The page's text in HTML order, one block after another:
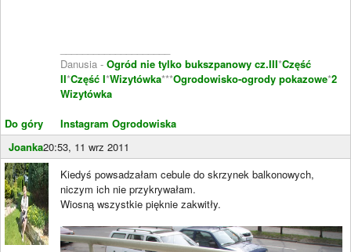
Do góry
Danusia - Ogród nie tylko bukszpanowy cz.III*Część
II*Część I*Wizytówka***Ogrodowisko-ogrody pokazowe*2
Wizytówka
Instagram Ogrodowiska
Joanka20:53, 11 wrz 2011
Kiedyś powsadzałam cebule do skrzynek balkonowych,
niczym ich nie przykrywałam.
Wiosną wszystkie pięknie zakwitły.